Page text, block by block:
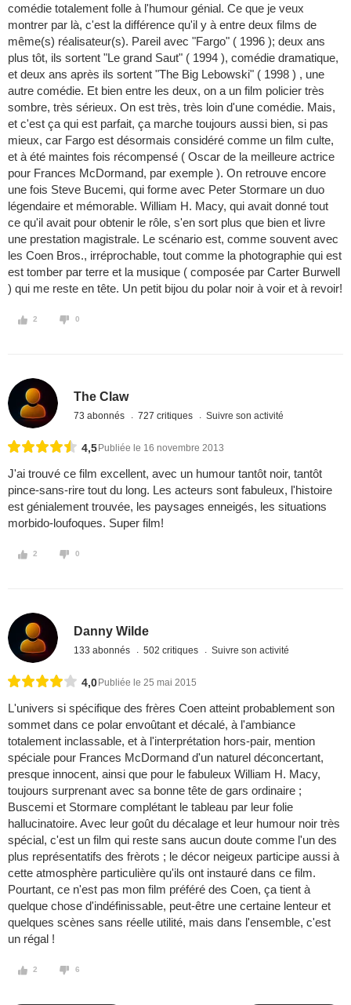
comédie totalement folle à l'humour génial. Ce que je veux
montrer par là, c'est la différence qu'il y à entre deux films de
même(s) réalisateur(s). Pareil avec "Fargo" ( 1996 ); deux ans
plus tôt, ils sortent "Le grand Saut" ( 1994 ), comédie dramatique,
et deux ans après ils sortent "The Big Lebowski" ( 1998 ) , une
autre comédie. Et bien entre les deux, on a un film policier très
sombre, très sérieux. On est très, très loin d'une comédie. Mais,
et c'est ça qui est parfait, ça marche toujours aussi bien, si pas
mieux, car Fargo est désormais considéré comme un film culte,
et à été maintes fois récompensé ( Oscar de la meilleure actrice
pour Frances McDormand, par exemple ). On retrouve encore
une fois Steve Bucemi, qui forme avec Peter Stormare un duo
légendaire et mémorable. William H. Macy, qui avait donné tout
ce qu'il avait pour obtenir le rôle, s'en sort plus que bien et livre
une prestation magistrale. Le scénario est, comme souvent avec
les Coen Bros., irréprochable, tout comme la photographie qui est
est tomber par terre et la musique ( composée par Carter Burwell
) qui me reste en tête. Un petit bijou du polar noir à voir et à revoir!
2 0
The Claw
73 abonnés 727 critiques Suivre son activité
4,5 Publiée le 16 novembre 2013
J'ai trouvé ce film excellent, avec un humour tantôt noir, tantôt
pince-sans-rire tout du long. Les acteurs sont fabuleux, l'histoire
est génialement trouvée, les paysages enneigés, les situations
morbido-loufoques. Super film!
2 0
Danny Wilde
133 abonnés 502 critiques Suivre son activité
4,0 Publiée le 25 mai 2015
L'univers si spécifique des frères Coen atteint probablement son
sommet dans ce polar envoûtant et décalé, à l'ambiance
totalement inclassable, et à l'interprétation hors-pair, mention
spéciale pour Frances McDormand d'un naturel déconcertant,
presque innocent, ainsi que pour le fabuleux William H. Macy,
toujours surprenant avec sa bonne tête de gars ordinaire ;
Buscemi et Stormare complétant le tableau par leur folie
hallucinatoire. Avec leur goût du décalage et leur humour noir très
spécial, c'est un film qui reste sans aucun doute comme l'un des
plus représentatifs des frèrots ; le décor neigeux participe aussi à
cette atmosphère particulière qu'ils ont instauré dans ce film.
Pourtant, ce n'est pas mon film préféré des Coen, ça tient à
quelque chose d'indéfinissable, peut-être une certaine lenteur et
quelques scènes sans réelle utilité, mais dans l'ensemble, c'est
un régal !
2 6